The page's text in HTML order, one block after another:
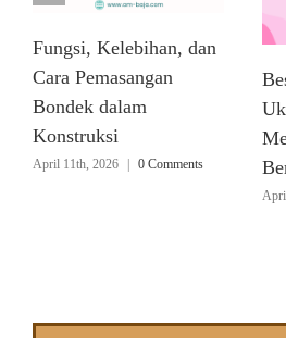
Fungsi, Kelebihan, dan
Cara Pemasangan
Bondek dalam
Konstruksi
April 11th, 2026 | 0 Comments